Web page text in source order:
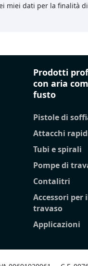
miei dati per la finalità
Prodotti
con aria
fusto
Pistole di
Attacchi
Tubi e spirali
Pompe di
Contalitri
Accessori per
travaso
Applicazioni